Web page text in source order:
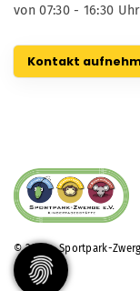
von 07:30 - 16:30 Uhr
Kontakt
© 2026 - Sportpark-